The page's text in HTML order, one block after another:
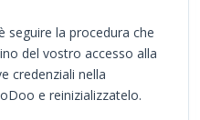
seguire la procedura che
del vostro accesso alla
credenziali nella
e reinizializzatelo.